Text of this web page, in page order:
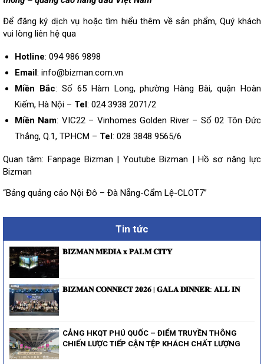
Để đăng ký dịch vụ hoặc tìm hiểu thêm về sản phẩm, Quý khách
vui lòng liên hệ qua
Hotline: 094 986 9898
Email: info@bizman.com.vn
Miền Bắc: Số 65 Hàm Long, phường Hàng Bài, quận Hoàn
Kiếm, Hà Nội – Tel: 024 3938 2071/2
Miền Nam: VIC22 – Vinhomes Golden River – Số 02 Tôn Đức
Thắng, Q.1, TP.HCM – Tel: 028 3848 9565/6
Quan tâm: Fanpage Bizman | Youtube Bizman | Hồ sơ năng lực
Bizman
“Bảng quảng cáo Nội Đô – Đà Nẵng-Cẩm Lệ-CLOT7”
Tin tức
𝐁𝐈𝐙𝐌𝐀𝐍 𝐌𝐄𝐃𝐈𝐀 𝐱 𝐏𝐀𝐋𝐌 𝐂𝐈𝐓𝐘
𝐁𝐈𝐙𝐌𝐀𝐍 𝐂𝐎𝐍𝐍𝐄𝐂𝐓 𝟐𝟎𝟐𝟔 | 𝐆𝐀𝐋𝐀 𝐃𝐈𝐍𝐍𝐄𝐑: 𝐀𝐋𝐋 𝐈𝐍
CẢNG HKQT PHÚ QUỐC – ĐIỂM TRUYỀN THÔNG
CHIẾN LƯỢC TIẾP CẬN TỆP KHÁCH CHẤT LƯỢNG